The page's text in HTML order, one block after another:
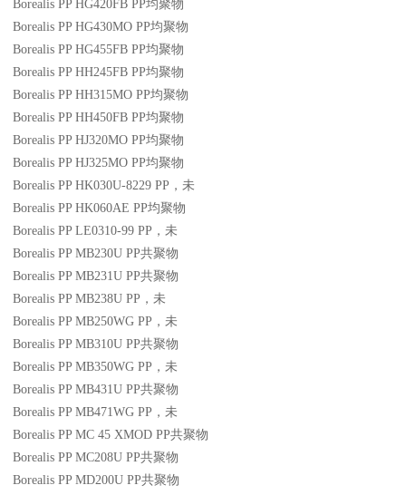
Borealis PP HG420FB PP均聚物
Borealis PP HG430MO PP均聚物
Borealis PP HG455FB PP均聚物
Borealis PP HH245FB PP均聚物
Borealis PP HH315MO PP均聚物
Borealis PP HH450FB PP均聚物
Borealis PP HJ320MO PP均聚物
Borealis PP HJ325MO PP均聚物
Borealis PP HK030U-8229 PP ，未
Borealis PP HK060AE PP均聚物
Borealis PP LE0310-99 PP ，未
Borealis PP MB230U PP共聚物
Borealis PP MB231U PP共聚物
Borealis PP MB238U PP ，未
Borealis PP MB250WG PP ，未
Borealis PP MB310U PP共聚物
Borealis PP MB350WG PP ，未
Borealis PP MB431U PP共聚物
Borealis PP MB471WG PP ，未
Borealis PP MC 45 XMOD PP共聚物
Borealis PP MC208U PP共聚物
Borealis PP MD200U PP共聚物